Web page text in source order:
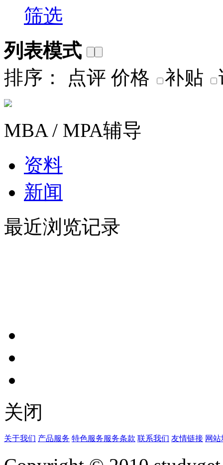
筛选
列表模式
排序：
点评 价格 补贴
MBA / MPA辅导
资料
新闻
最近浏览记录
关闭
关于我们 产品服务 特色服务服务条款 联系我们 友情链接 网